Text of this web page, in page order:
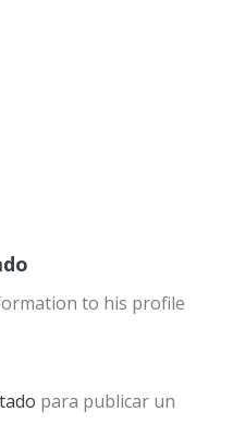
to his profile
para publicar un